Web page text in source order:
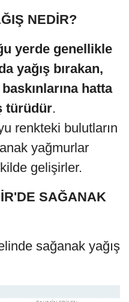
NEDİR?
yerde genellikle
yağış bırakan,
hatta
türüdür.
renkteki bulutların
yağmurlar
gelişirler.
SAĞANAK
sağanak yağış